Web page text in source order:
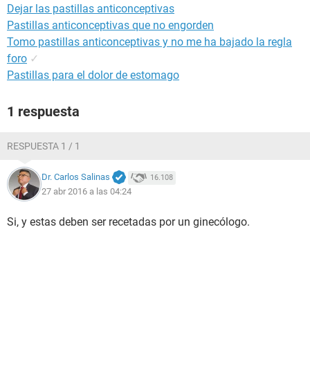
Dejar las pastillas anticonceptivas
Pastillas anticonceptivas que no engorden
Tomo pastillas anticonceptivas y no me ha bajado la regla
foro ✓
Pastillas para el dolor de estomago
1 respuesta
RESPUESTA 1 / 1
Dr. Carlos Salinas 16.108
27 abr 2016 a las 04:24
Si, y estas deben ser recetadas por un ginecólogo.